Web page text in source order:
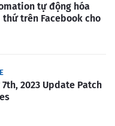
tự động hóa
thứ trên Facebook cho
7th, 2023 Update Patch